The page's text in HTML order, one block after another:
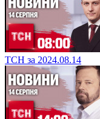
ТСН за 2024.08.14